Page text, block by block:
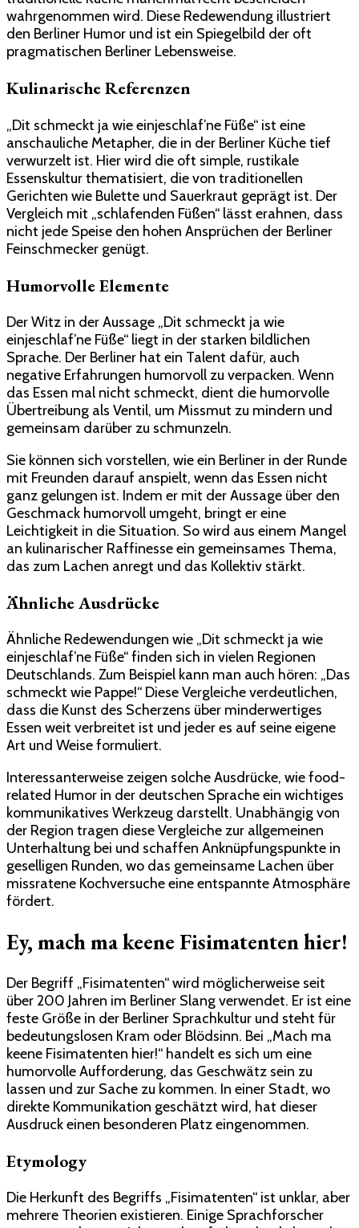
wahrgenommen wird. Diese Redewendung illustriert
den Berliner Humor und ist ein Spiegelbild der oft
pragmatischen Berliner Lebensweise.
Kulinarische Referenzen
„Dit schmeckt ja wie einjeschlaf’ne Füße“ ist eine
anschauliche Metapher, die in der Berliner Küche tief
verwurzelt ist. Hier wird die oft simple, rustikale
Essenskultur thematisiert, die von traditionellen
Gerichten wie Bulette und Sauerkraut geprägt ist. Der
Vergleich mit „schlafenden Füßen“ lässt erahnen, dass
nicht jede Speise den hohen Ansprüchen der Berliner
Feinschmecker genügt.
Humorvolle Elemente
Der Witz in der Aussage „Dit schmeckt ja wie
einjeschlaf’ne Füße“ liegt in der starken bildlichen
Sprache. Der Berliner hat ein Talent dafür, auch
negative Erfahrungen humorvoll zu verpacken. Wenn
das Essen mal nicht schmeckt, dient die humorvolle
Übertreibung als Ventil, um Missmut zu mindern und
gemeinsam darüber zu schmunzeln.
Sie können sich vorstellen, wie ein Berliner in der Runde
mit Freunden darauf anspielt, wenn das Essen nicht
ganz gelungen ist. Indem er mit der Aussage über den
Geschmack humorvoll umgeht, bringt er eine
Leichtigkeit in die Situation. So wird aus einem Mangel
an kulinarischer Raffinesse ein gemeinsames Thema,
das zum Lachen anregt und das Kollektiv stärkt.
Ähnliche Ausdrücke
Ähnliche Redewendungen wie „Dit schmeckt ja wie
einjeschlaf’ne Füße“ finden sich in vielen Regionen
Deutschlands. Zum Beispiel kann man auch hören: „Das
schmeckt wie Pappe!“ Diese Vergleiche verdeutlichen,
dass die Kunst des Scherzens über minderwertiges
Essen weit verbreitet ist und jeder es auf seine eigene
Art und Weise formuliert.
Interessanterweise zeigen solche Ausdrücke, wie food-
related Humor in der deutschen Sprache ein wichtiges
kommunikatives Werkzeug darstellt. Unabhängig von
der Region tragen diese Vergleiche zur allgemeinen
Unterhaltung bei und schaffen Anknüpfungspunkte in
geselligen Runden, wo das gemeinsame Lachen über
missratene Kochversuche eine entspannte Atmosphäre
fördert.
Ey, mach ma keene Fisimatenten hier!
Der Begriff „Fisimatenten“ wird möglicherweise seit
über 200 Jahren im Berliner Slang verwendet. Er ist eine
feste Größe in der Berliner Sprachkultur und steht für
bedeutungslosen Kram oder Blödsinn. Bei „Mach ma
keene Fisimatenten hier!“ handelt es sich um eine
humorvolle Aufforderung, das Geschwätz sein zu
lassen und zur Sache zu kommen. In einer Stadt, wo
direkte Kommunikation geschätzt wird, hat dieser
Ausdruck einen besonderen Platz eingenommen.
Etymology
Die Herkunft des Begriffs „Fisimatenten“ ist unklar, aber
mehrere Theorien existieren. Einige Sprachforscher